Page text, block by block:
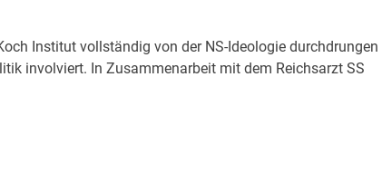
Institut vollständig von der NS-Ideologie durchdrungen
involviert. In Zusammenarbeit mit dem Reichsarzt SS